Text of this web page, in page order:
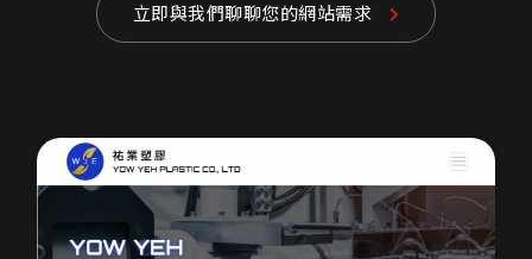
立即與我們聊聊您的網站需求